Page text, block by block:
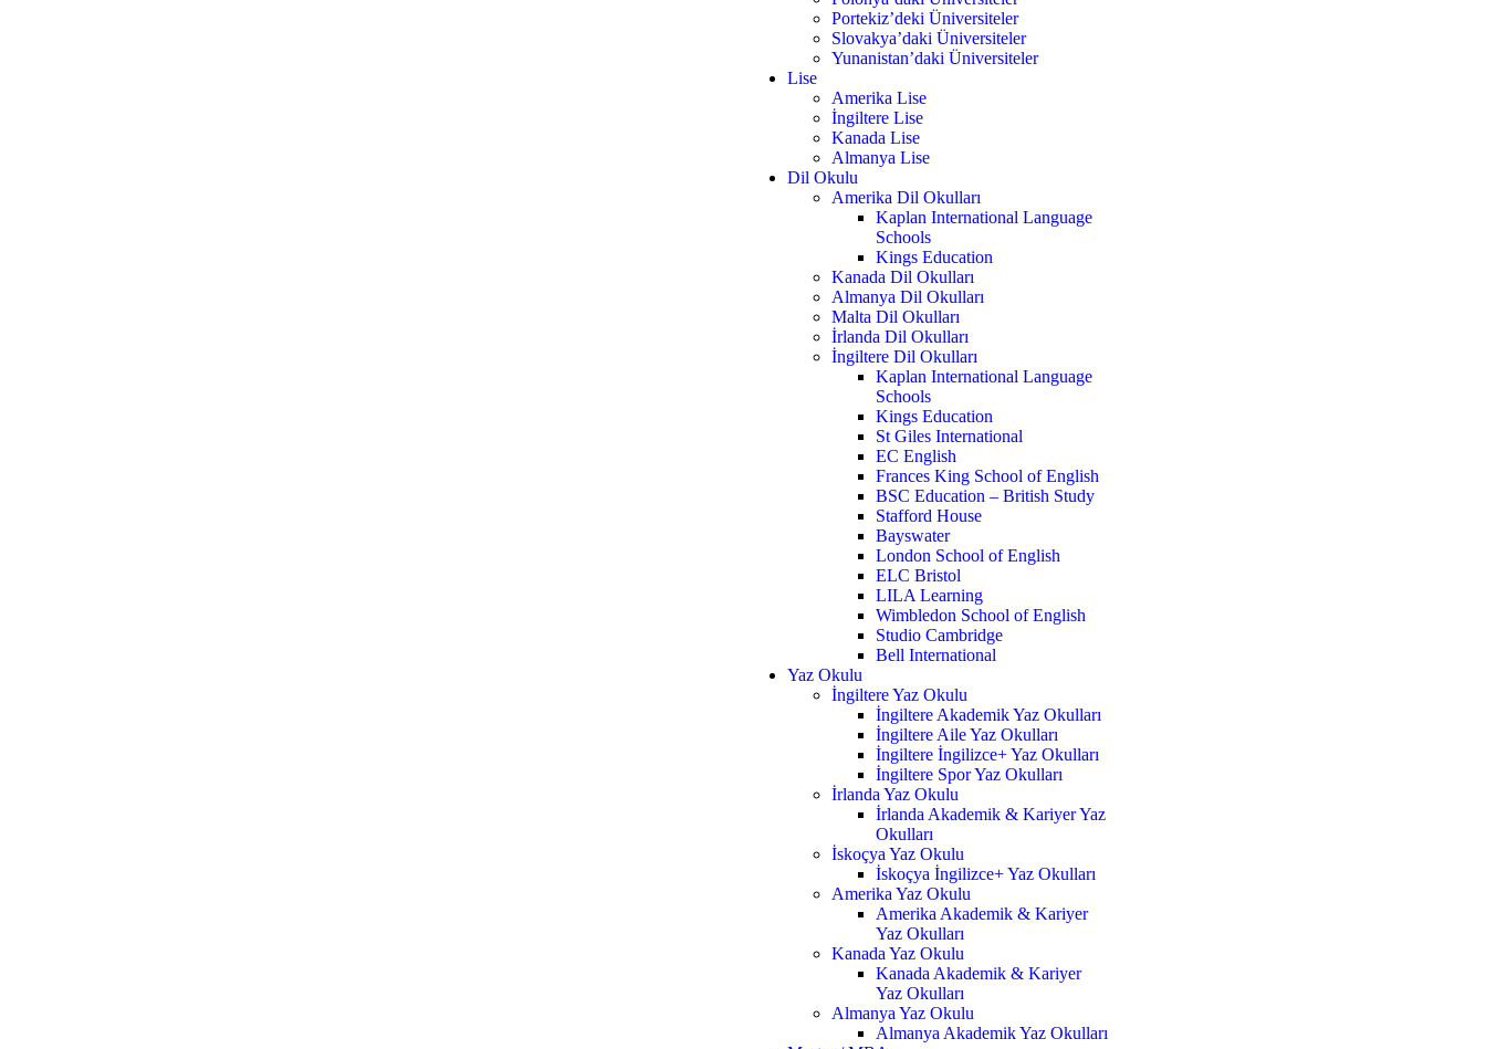
Portekiz’deki Üniversiteler
Slovakya’daki Üniversiteler
Yunanistan’daki Üniversiteler
Lise
Amerika Lise
İngiltere Lise
Kanada Lise
Almanya Lise
Dil Okulu
Amerika Dil Okulları
Kaplan International Language
Schools
Kings Education
Kanada Dil Okulları
Almanya Dil Okulları
Malta Dil Okulları
İrlanda Dil Okulları
İngiltere Dil Okulları
Kaplan International Language
Schools
Kings Education
St Giles International
EC English
Frances King School of English
BSC Education – British Study
Stafford House
Bayswater
London School of English
ELC Bristol
LILA Learning
Wimbledon School of English
Studio Cambridge
Bell International
Yaz Okulu
İngiltere Yaz Okulu
İngiltere Akademik Yaz Okulları
İngiltere Aile Yaz Okulları
İngiltere İngilizce+ Yaz Okulları
İngiltere Spor Yaz Okulları
İrlanda Yaz Okulu
İrlanda Akademik & Kariyer Yaz
Okulları
İskoçya Yaz Okulu
İskoçya İngilizce+ Yaz Okulları
Amerika Yaz Okulu
Amerika Akademik & Kariyer
Yaz Okulları
Kanada Yaz Okulu
Kanada Akademik & Kariyer
Yaz Okulları
Almanya Yaz Okulu
Almanya Akademik Yaz Okulları